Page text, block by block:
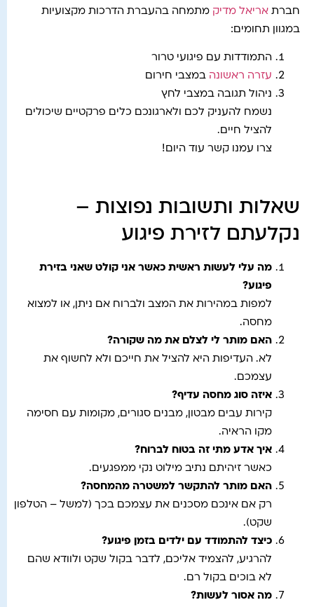
חברת אריאל מדיק מתמחה בהעברת הדרכות מקצועיות
במגוון תחומים:
התמודדות עם פיגועי טרור
עזרה ראשונה במצבי חירום
ניהול תגובה במצבי לחץ
נשמח להעניק לכם ולארגונכם כלים פרקטיים שיכולים
להציל חיים.
צרו עמנו קשר עוד היום!
שאלות ותשובות נפוצות –
נקלעתם לזירת פיגוע
מה עלי לעשות ראשית כאשר אני קולט שאני בזירת
פיגוע?
למפות במהירות את המצב ולברוח אם ניתן, או למצוא
מחסה.
האם מותר לי לצלם את מה שקורה?
לא. העדיפות היא להציל את חייכם ולא לחשוף את
עצמכם.
איזה סוג מחסה עדיף?
קירות עבים מבטון, מבנים סגורים, מקומות עם חסימה
מקו הראיה.
איך אדע מתי זה בטוח לברוח?
כאשר זיהיתם נתיב מילוט נקי ממפגעים.
האם מותר להתקשר למשטרה מהמחסה?
רק אם אינכם מסכנים את עצמכם בכך (למשל – הטלפון
שקט).
כיצד להתמודד עם ילדים בזמן פיגוע?
להרגיע, להצמיד אליכם, לדבר בקול שקט ולוודא שהם
לא בוכים בקול רם.
מה אסור לעשות?